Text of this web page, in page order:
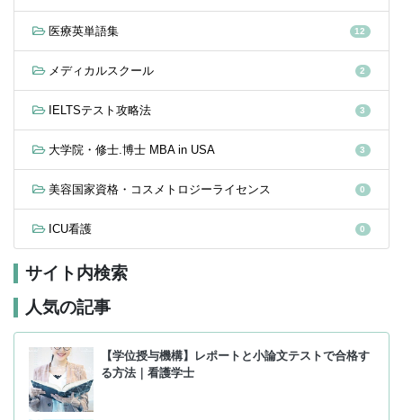
医療英単語集 12
メディカルスクール 2
IELTSテスト攻略法 3
大学院・修士.博士 MBA in USA 3
美容国家資格・コスメトロジーライセンス 0
ICU看護 0
サイト内検索
人気の記事
【学位授与機構】レポートと小論文テストで合格す
る方法｜看護学士